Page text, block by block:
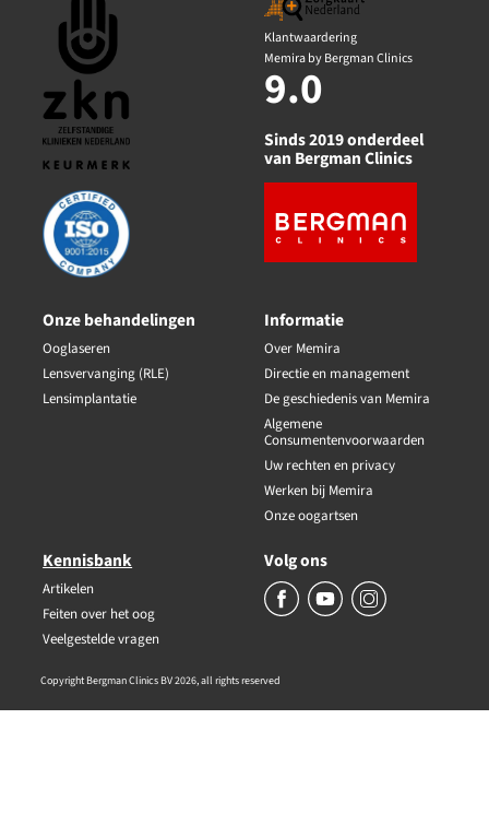
Klantwaardering
Memira by Bergman Clinics
9.0
Sinds 2019 onderdeel
van Bergman Clinics
Onze behandelingen
Ooglaseren
Lensvervanging (RLE)
Lensimplantatie
Informatie
Over Memira
Directie en management
De geschiedenis van Memira
Algemene
Consumentenvoorwaarden
Uw rechten en privacy
Werken bij Memira
Onze oogartsen
Kennisbank
Artikelen
Feiten over het oog
Veelgestelde vragen
Volg ons
Copyright Bergman Clinics BV 2026, all rights reserved